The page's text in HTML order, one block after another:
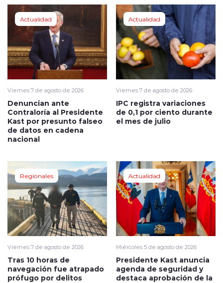
Actualidad
Viernes 7 de agosto de 2026
Denuncian ante
Contraloría al Presidente
Kast por presunto falseo
de datos en cadena
nacional
Actualidad
Viernes 7 de agosto de 2026
IPC registra variaciones
de 0,1 por ciento durante
el mes de julio
Regionales
Viernes 7 de agosto de 2026
Tras 10 horas de
navegación fue atrapado
prófugo por delitos
Actualidad
Miércoles 5 de agosto de 2026
Presidente Kast anuncia
agenda de seguridad y
destaca aprobación de la